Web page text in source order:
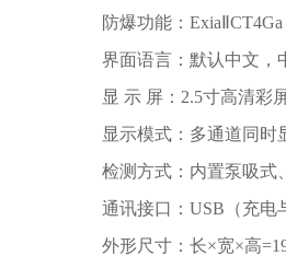
防爆功能：
界面语言：默认中文，
显 示 屏：2.5寸高清彩
显示模式：多通道同时
检测方式：内置泵吸式
通讯接口：USB（充电
外形尺寸：长×宽×高